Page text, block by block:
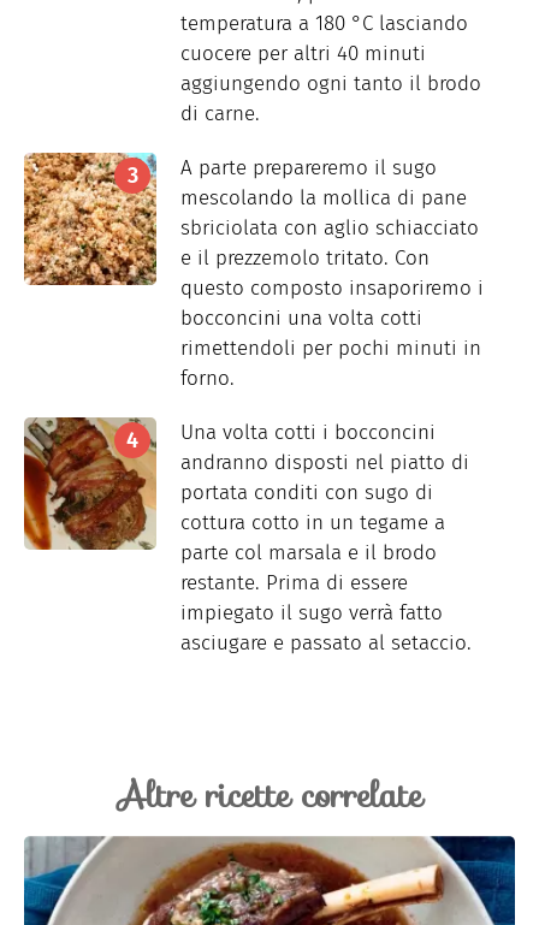
temperatura a 180 °C lasciando
cuocere per altri 40 minuti
aggiungendo ogni tanto il brodo
di carne.
A parte prepareremo il sugo
mescolando la mollica di pane
sbriciolata con aglio schiacciato
e il prezzemolo tritato. Con
questo composto insaporiremo i
bocconcini una volta cotti
rimettendoli per pochi minuti in
forno.
Una volta cotti i bocconcini
andranno disposti nel piatto di
portata conditi con sugo di
cottura cotto in un tegame a
parte col marsala e il brodo
restante. Prima di essere
impiegato il sugo verrà fatto
asciugare e passato al setaccio.
Altre ricette correlate